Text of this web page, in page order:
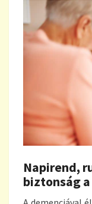
Napirend,
biztonság